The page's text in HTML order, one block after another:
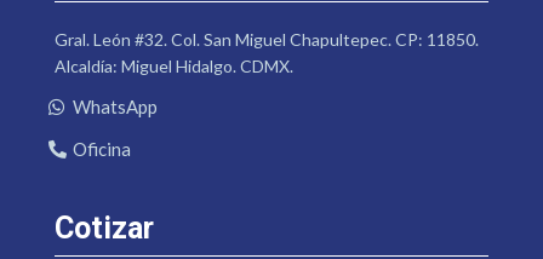
Gral. León #32. Col. San Miguel Chapultepec. CP: 11850.
Alcaldía: Miguel Hidalgo. CDMX.
WhatsApp
Oficina
Cotizar